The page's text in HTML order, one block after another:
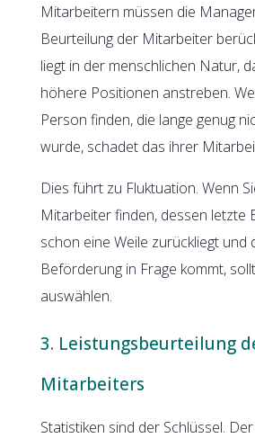
Mitarbeitern müssen die
Beurteilung der Mitarbeiter
liegt in der menschlichen Natur,
höhere Positionen anstreben.
Person finden, die lange genug
wurde, schadet das ihrer
Dies führt zu Fluktuation. Wenn
Mitarbeiter finden, dessen letzte
schon eine Weile zurückliegt und
Beförderung in Frage kommt,
auswählen.
3. Leistungsbeurteilung
Mitarbeiters
Statistiken sind der Schlüssel.